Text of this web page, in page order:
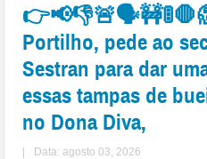
Portilho, pede ao
Sestran para dar
essas tampas de
no Dona Diva,
Data: agosto 03, 2026